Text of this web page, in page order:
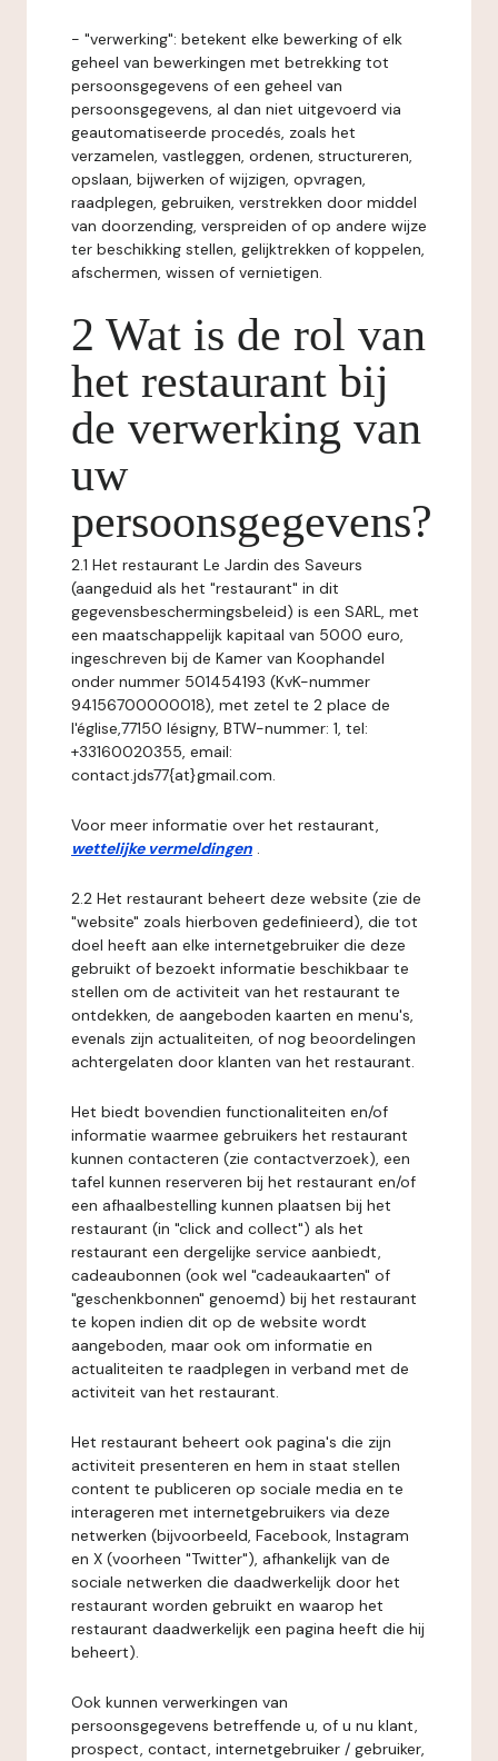
- "verwerking": betekent elke bewerking of elk
geheel van bewerkingen met betrekking tot
persoonsgegevens of een geheel van
persoonsgegevens, al dan niet uitgevoerd via
geautomatiseerde procedés, zoals het
verzamelen, vastleggen, ordenen, structureren,
opslaan, bijwerken of wijzigen, opvragen,
raadplegen, gebruiken, verstrekken door middel
van doorzending, verspreiden of op andere wijze
ter beschikking stellen, gelijktrekken of koppelen,
afschermen, wissen of vernietigen.
2 Wat is de rol van
het restaurant bij
de verwerking van
uw
persoonsgegevens?
2.1 Het restaurant Le Jardin des Saveurs
(aangeduid als het "restaurant" in dit
gegevensbeschermingsbeleid) is een SARL, met
een maatschappelijk kapitaal van 5000 euro,
ingeschreven bij de Kamer van Koophandel
onder nummer 501454193 (KvK-nummer
94156700000018), met zetel te 2 place de
l'église,77150 lésigny, BTW-nummer: 1, tel:
+33160020355, email:
contact.jds77{at}gmail.com.
Voor meer informatie over het restaurant,
wettelijke vermeldingen .
2.2 Het restaurant beheert deze website (zie de
"website" zoals hierboven gedefinieerd), die tot
doel heeft aan elke internetgebruiker die deze
gebruikt of bezoekt informatie beschikbaar te
stellen om de activiteit van het restaurant te
ontdekken, de aangeboden kaarten en menu's,
evenals zijn actualiteiten, of nog beoordelingen
achtergelaten door klanten van het restaurant.
Het biedt bovendien functionaliteiten en/of
informatie waarmee gebruikers het restaurant
kunnen contacteren (zie contactverzoek), een
tafel kunnen reserveren bij het restaurant en/of
een afhaalbestelling kunnen plaatsen bij het
restaurant (in "click and collect") als het
restaurant een dergelijke service aanbiedt,
cadeaubonnen (ook wel "cadeaukaarten" of
"geschenkbonnen" genoemd) bij het restaurant
te kopen indien dit op de website wordt
aangeboden, maar ook om informatie en
actualiteiten te raadplegen in verband met de
activiteit van het restaurant.
Het restaurant beheert ook pagina's die zijn
activiteit presenteren en hem in staat stellen
content te publiceren op sociale media en te
interageren met internetgebruikers via deze
netwerken (bijvoorbeeld, Facebook, Instagram
en X (voorheen "Twitter"), afhankelijk van de
sociale netwerken die daadwerkelijk door het
restaurant worden gebruikt en waarop het
restaurant daadwerkelijk een pagina heeft die hij
beheert).
Ook kunnen verwerkingen van
persoonsgegevens betreffende u, of u nu klant,
prospect, contact, internetgebruiker / gebruiker,